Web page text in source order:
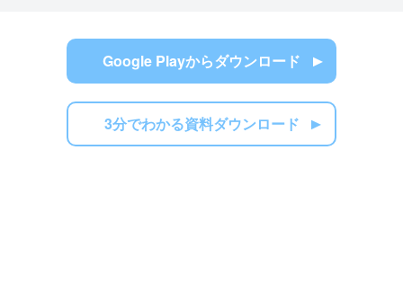
Google Playからダウンロード
3分でわかる資料ダウンロード